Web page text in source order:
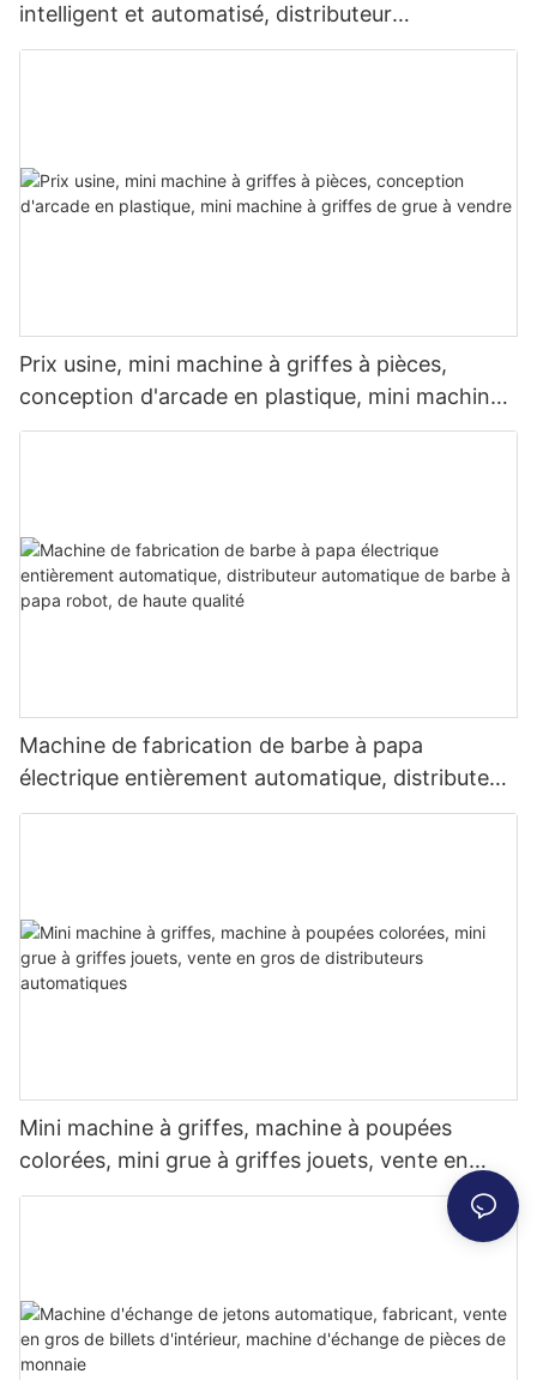
intelligent et automatisé, distributeur
automatique de pièces de monnaie en libre-
Prix ​​usine, mini machine à griffes à pièces,
conception d'arcade en plastique, mini machine
à griffes de grue à vendre
Machine de fabrication de barbe à papa
électrique entièrement automatique, distributeur
automatique de barbe à papa robot, de haute
Mini machine à griffes, machine à poupées
colorées, mini grue à griffes jouets, vente en
gros de distributeurs automatiques